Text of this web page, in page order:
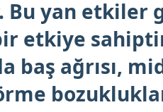
Bu yan etkiler
etkiye
baş ağrısı,